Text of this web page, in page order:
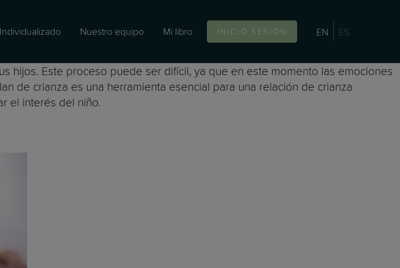
Nuestro equipo Mi libro INICIO SESIÓN EN ES
hijos. Este proceso puede ser difícil, ya que en este momento las emociones
de crianza es una herramienta esencial para una relación de crianza
el interés del niño.